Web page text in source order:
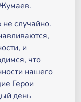
не случайно.
и
что
нашего
Герои
день